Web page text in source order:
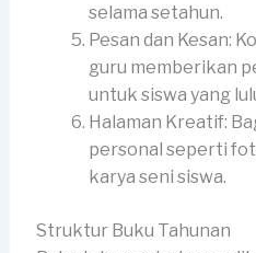
selama setahun.
Pesan dan Kesan:
guru memberikan
untuk siswa yang
Halaman Kreatif:
personal seperti
karya seni siswa.
Struktur Buku Tahunan